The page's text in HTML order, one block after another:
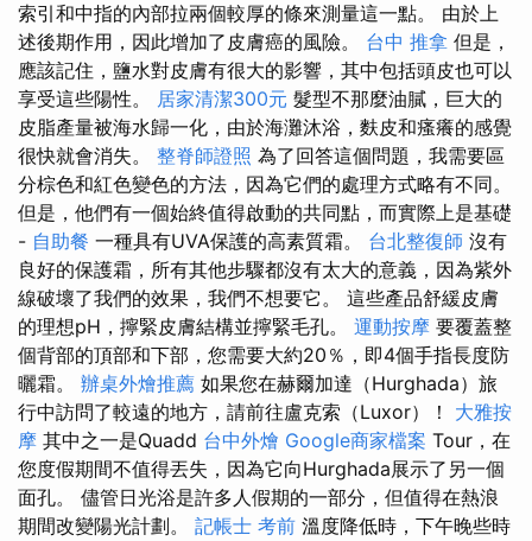
索引和中指的內部拉兩個較厚的條來測量這一點。 由於上
述後期作用，因此增加了皮膚癌的風險。 台中 推拿 但是，
應該記住，鹽水對皮膚有很大的影響，其中包括頭皮也可以
享受這些陽性。 居家清潔300元 髮型不那麼油膩，巨大的
皮脂產量被海水歸一化，由於海灘沐浴，麩皮和瘙癢的感覺
很快就會消失。 整脊師證照 為了回答這個問題，我需要區
分棕色和紅色變色的方法，因為它們的處理方式略有不同。
但是，他們有一個始終值得啟動的共同點，而實際上是基礎
- 自助餐 一種具有UVA保護的高素質霜。 台北整復師 沒有
良好的保護霜，所有其他步驟都沒有太大的意義，因為紫外
線破壞了我們的效果，我們不想要它。 這些產品舒緩皮膚
的理想pH，擰緊皮膚結構並擰緊毛孔。 運動按摩 要覆蓋整
個背部的頂部和下部，您需要大約20％，即4個手指長度防
曬霜。 辦桌外燴推薦 如果您在赫爾加達（Hurghada）旅
行中訪問了較遠的地方，請前往盧克索（Luxor）！ 大雅按
摩 其中之一是Quadd 台中外燴 Google商家檔案 Tour，在
您度假期間不值得丟失，因為它向Hurghada展示了另一個
面孔。 儘管日光浴是許多人假期的一部分，但值得在熱浪
期間改變陽光計劃。 記帳士 考前 溫度降低時，下午晚些時